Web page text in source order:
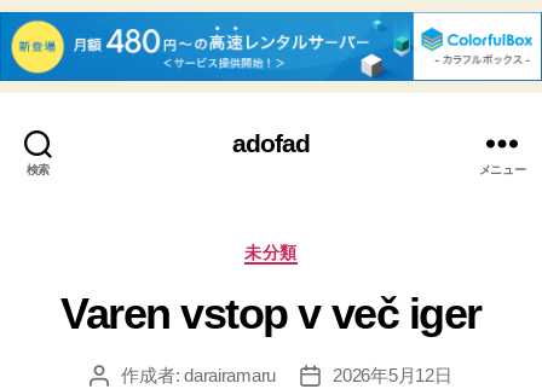
検索
adofad
メニュー
カ
ゴ
リ
未分類
Varen vstop v več iger
投
作成者:darairamaru
投
2026年5月12日